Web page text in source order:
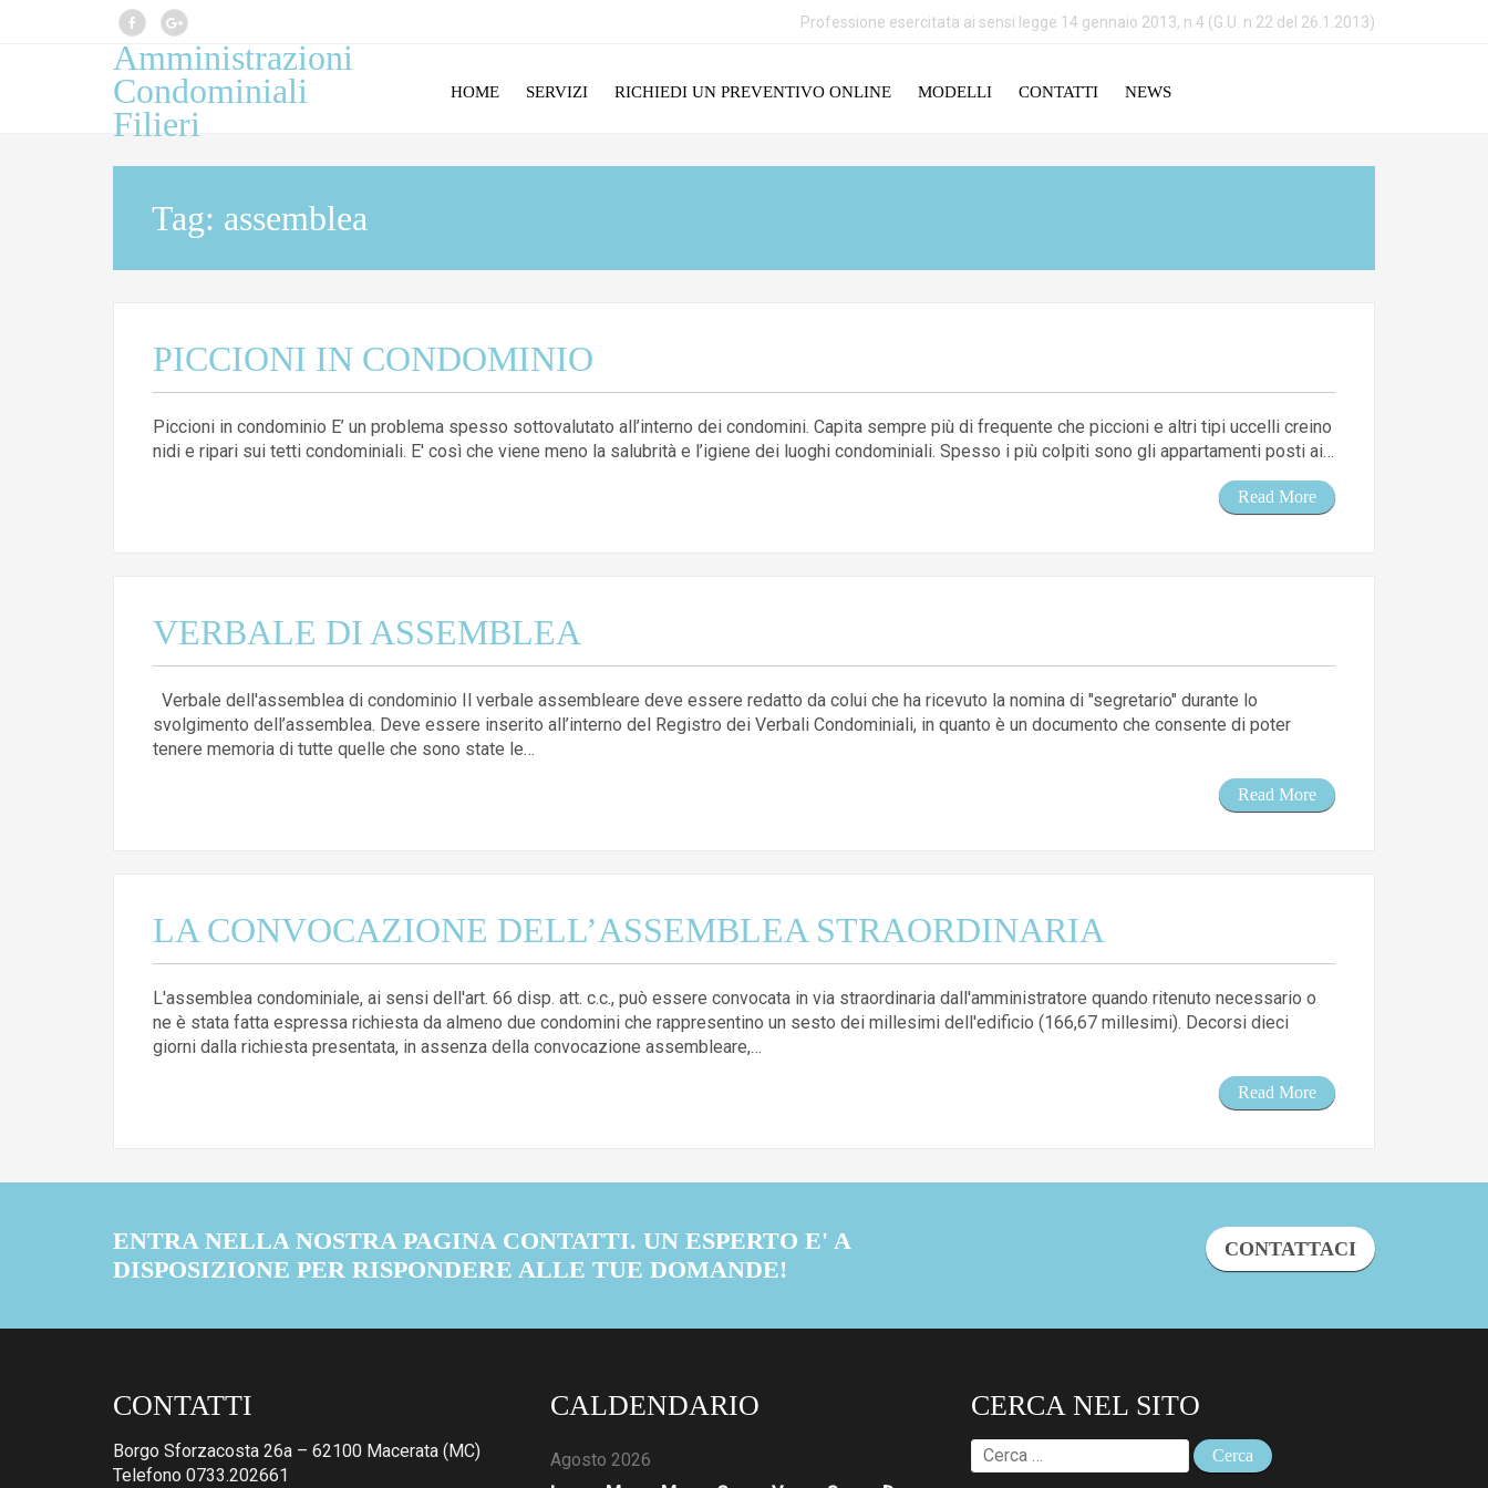
Professione esercitata ai sensi legge 14 gennaio 2013, n 4 (G.U. n 22 del 26.1.2013)
Amministrazioni
Condominiali
Filieri
HOME SERVIZI RICHIEDI UN PREVENTIVO ONLINE MODELLI CONTATTI NEWS
Tag: assemblea
PICCIONI IN CONDOMINIO
Piccioni in condominio E’ un problema spesso sottovalutato all’interno dei condomini. Capita sempre più di frequente che piccioni e altri tipi uccelli creino
nidi e ripari sui tetti condominiali. E' così che viene meno la salubrità e l’igiene dei luoghi condominiali. Spesso i più colpiti sono gli appartamenti posti ai…
Read More
VERBALE DI ASSEMBLEA
Verbale dell'assemblea di condominio Il verbale assembleare deve essere redatto da colui che ha ricevuto la nomina di "segretario" durante lo
svolgimento dell’assemblea. Deve essere inserito all’interno del Registro dei Verbali Condominiali, in quanto è un documento che consente di poter
tenere memoria di tutte quelle che sono state le…
Read More
LA CONVOCAZIONE DELL’ASSEMBLEA STRAORDINARIA
L'assemblea condominiale, ai sensi dell'art. 66 disp. att. c.c., può essere convocata in via straordinaria dall'amministratore quando ritenuto necessario o
ne è stata fatta espressa richiesta da almeno due condomini che rappresentino un sesto dei millesimi dell'edificio (166,67 millesimi). Decorsi dieci
giorni dalla richiesta presentata, in assenza della convocazione assembleare,…
Read More
ENTRA NELLA NOSTRA PAGINA CONTATTI. UN ESPERTO E' A
DISPOSIZIONE PER RISPONDERE ALLE TUE DOMANDE!
CONTATTACI
CONTATTI
Borgo Sforzacosta 26a – 62100 Macerata (MC)
Telefono 0733.202661
CALDENDARIO
Agosto 2026
CERCA NEL SITO
Ricerca
per: